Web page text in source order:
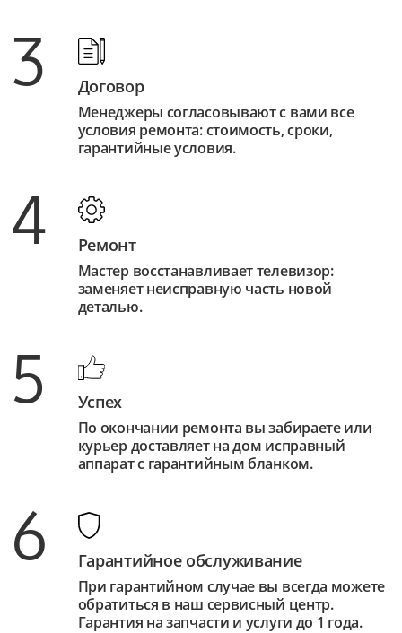
3 Договор
Менеджеры согласовывают с вами все
условия ремонта: стоимость, сроки,
гарантийные условия.
4 Ремонт
Мастер восстанавливает телевизор:
заменяет неисправную часть новой
деталью.
5 Успех
По окончании ремонта вы забираете или
курьер доставляет на дом исправный
аппарат с гарантийным бланком.
6 Гарантийное обслуживание
При гарантийном случае вы всегда можете
обратиться в наш сервисный центр.
Гарантия на запчасти и услуги до 1 года.